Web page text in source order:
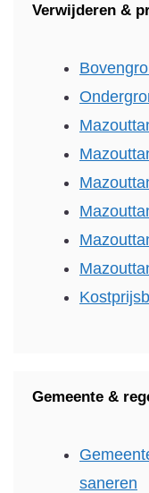
Verwijderen &
Gemeente &
saneren